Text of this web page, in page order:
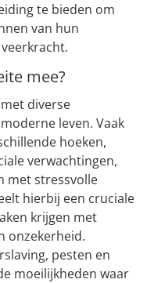
te bieden om
van hun
mee?
diverse
leven. Vaak
hoeken,
verwachtingen,
met stressvolle
hierbij een cruciale
krijgen met
onzekerheid.
pesten en
moeilijkheden waar